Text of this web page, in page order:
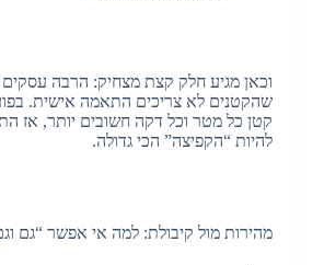
וכאן מגיע חלק קצת מצחיק: הרבה
שהקטנים לא צריכים התאמה אישית.
קטן כל מטר וכל דקה חשובים יותר, אז
להיות “הקפיצה” הכי גדולה.
מהירות מול קיבולת: למה אי אפשר “גם